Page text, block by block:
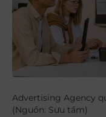
Advertising Agency
(Nguồn: Sưu tầm)